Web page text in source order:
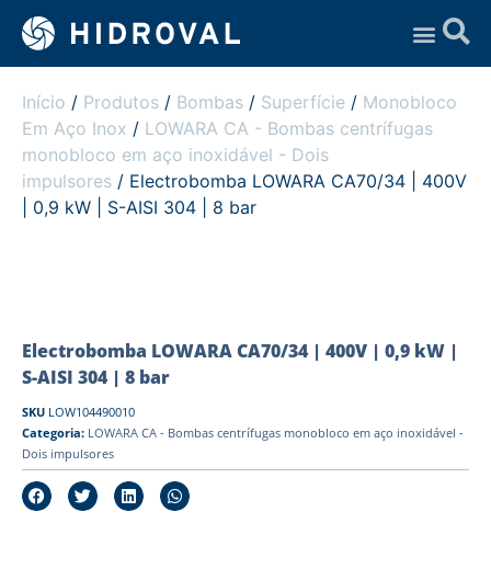
Início / Produtos / Bombas / Superfície / Monobloco
Em Aço Inox / LOWARA CA - Bombas centrífugas
monobloco em aço inoxidável - Dois
impulsores / Electrobomba LOWARA CA70/34 | 400V
| 0,9 kW | S-AISI 304 | 8 bar
Electrobomba LOWARA CA70/34 | 400V | 0,9 kW |
S-AISI 304 | 8 bar
SKU LOW104490010
Categoria: LOWARA CA - Bombas centrífugas monobloco em aço inoxidável -
Dois impulsores